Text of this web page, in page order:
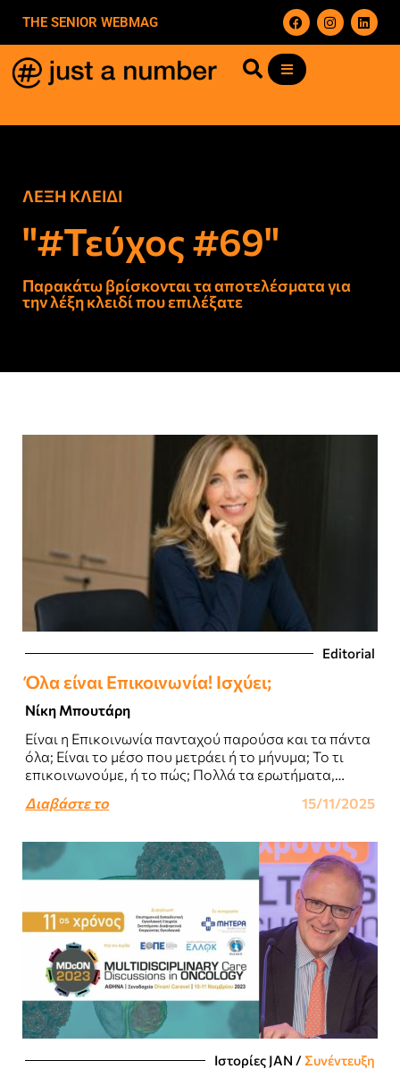
THE SENIOR WEBMAG
ΛΕΞΗ ΚΛΕΙΔΙ
"#Τεύχος #69"
Παρακάτω βρίσκονται τα αποτελέσματα για
την λέξη κλειδί που επιλέξατε
Editorial
Όλα είναι Επικοινωνία! Ισχύει;
Νίκη Μπουτάρη
Είναι η Επικοινωνία πανταχού παρούσα και τα πάντα
όλα; Είναι το μέσο που μετράει ή το μήνυμα; Το τι
επικοινωνούμε, ή το πώς; Πολλά τα ερωτήματα,
Διαβάστε το 15/11/2025
Ιστορίες JΑΝ /Συνέντευξη